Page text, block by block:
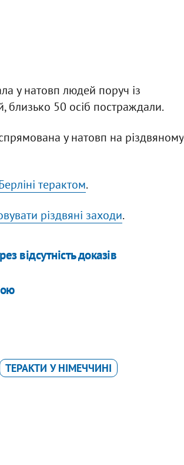
у натовп людей поруч із
близько 50 осіб постраждали.
у натовп на різдвяному
терактом.
різдвяні заходи.
відсутність доказів
ТЕРАКТИ У НІМЕЧЧИНІ